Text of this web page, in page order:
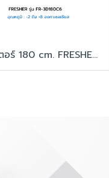
ตู้เคาน์เตอร์ 180 cm. FRESHER รุ่น FR-3D180C6